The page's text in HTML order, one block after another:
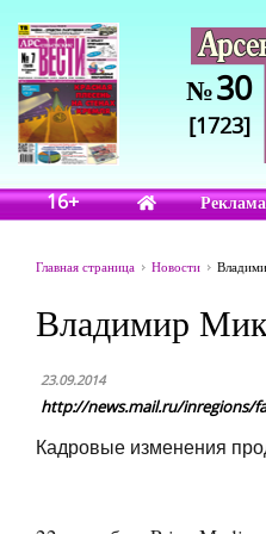
№30
[1723]
16+ Реклама
Главная страница Новости
Владимир
23.09.2014
http://news.mail.ru/inregions/
Кадровые изменения